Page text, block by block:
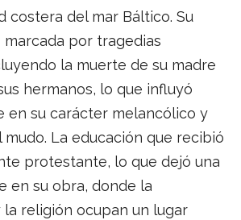
costera del mar Báltico. Su
por tragedias
la muerte de su madre
hermanos, lo que influyó
en su carácter melancólico y
mudo. La educación que recibió
protestante, lo que dejó una
en su obra, donde la
religión ocupan un lugar